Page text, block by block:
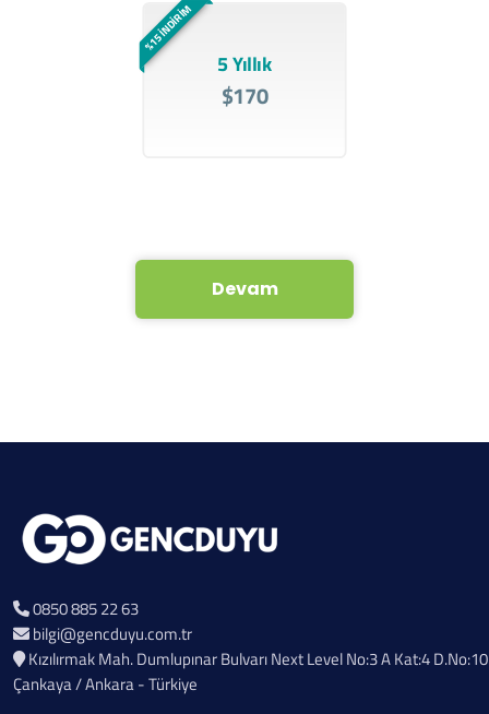
%15 İNDİRİM
5 Yıllık
$170
Devam
0850 885 22 63
bilgi@gencduyu.com.tr
Kızılırmak Mah. Dumlupınar Bulvarı Next Level No:3 A Kat:4 D.No:10
Çankaya / Ankara - Türkiye